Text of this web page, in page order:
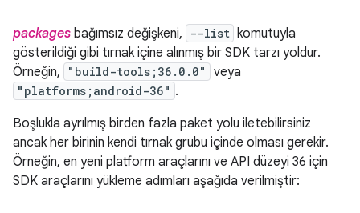
packages bağımsız değişkeni, --list komutuyla
gösterildiği gibi tırnak içine alınmış bir SDK tarzı yoldur.
Örneğin,
"build-tools;36.0.0" veya
"platforms;android-36" .
Boşlukla ayrılmış birden fazla paket yolu iletebilirsiniz
ancak her birinin kendi tırnak grubu içinde olması gerekir.
Örneğin, en yeni platform araçlarını ve API düzeyi 36 için
SDK araçlarını yükleme adımları aşağıda verilmiştir: